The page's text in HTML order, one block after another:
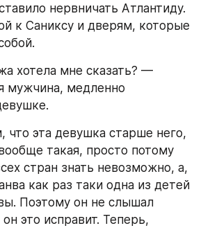
нервничать Атлантиду.
к Саниксу и дверям, которые
хотела мне сказать? —
мужчина, медленно
что эта девушка старше него,
такая, просто потому
стран знать невозможно, а,
как раз таки одна из детей
Поэтому он не слышал
это исправит. Теперь,